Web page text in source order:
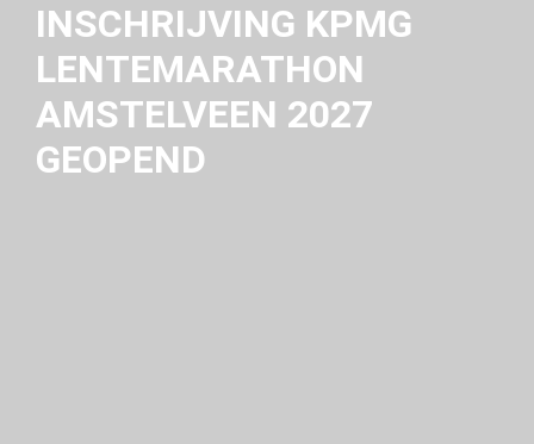
INSCHRIJVING KPMG
LENTEMARATHON
AMSTELVEEN 2027
GEOPEND